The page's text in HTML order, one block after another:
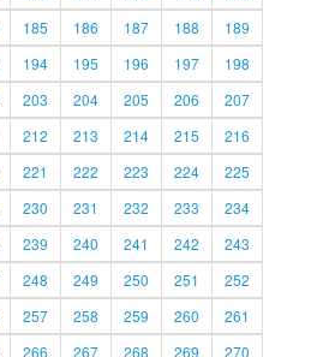
185 186 187 188
189
194 195 196 197
198
203 204 205 206
207
212 213 214 215
216
221 222 223 224
225
230 231 232 233
234
239 240 241 242
243
248 249 250 251
252
257 258 259 260
261
266 267 268 269
270